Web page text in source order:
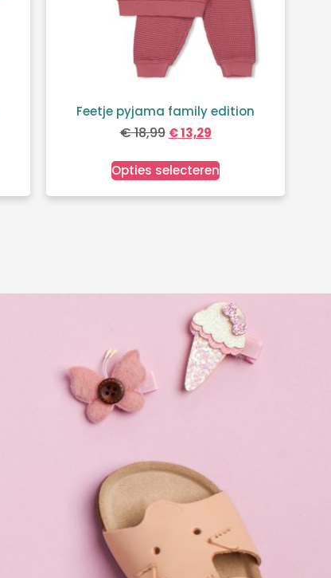
Feetje pyjama family edition
€18,99 €13,29
Opties selecteren